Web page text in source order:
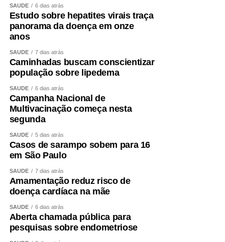
SAÚDE 6 dias atrás
Estudo sobre hepatites virais traça
panorama da doença em onze
anos
SAÚDE 7 dias atrás
Caminhadas buscam conscientizar
população sobre lipedema
SAÚDE 6 dias atrás
Campanha Nacional de
Multivacinação começa nesta
segunda
SAÚDE 5 dias atrás
Casos de sarampo sobem para 16
em São Paulo
SAÚDE 7 dias atrás
Amamentação reduz risco de
doença cardíaca na mãe
SAÚDE 6 dias atrás
Aberta chamada pública para
pesquisas sobre endometriose